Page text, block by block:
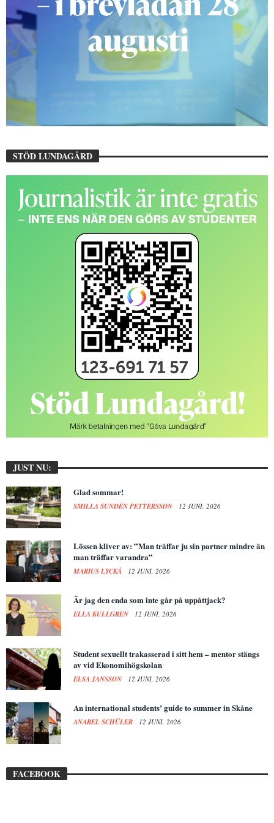
STÖD LUNDAGÅRD
JUST NU:
Glad sommar!
SMILLA SUNDÉN PETTERSSON 12 JUNI, 2026
Lössen kliver av: ”Man träffar ju sin partner mindre än
man träffar varandra”
MARIUS LYCKÅ 12 JUNI, 2026
Är jag den enda som inte går på uppåttjack?
ELLA KULLGREN 12 JUNI, 2026
Student sexuellt trakasserad i sitt hem – mentor stängs
av vid Ekonomihögskolan
ELSA JANSSON 12 JUNI, 2026
An international students’ guide to summer in Skåne
ANABEL SCHÜLER 12 JUNI, 2026
FACEBOOK